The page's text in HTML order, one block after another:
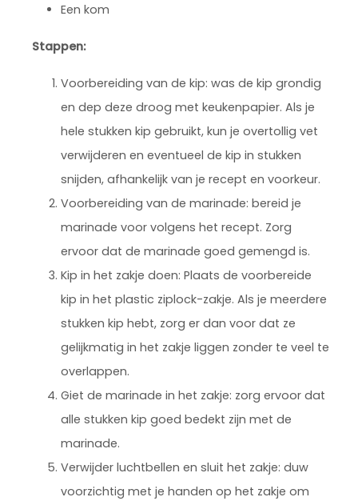
Een kom
Stappen:
Voorbereiding van de kip: was de kip grondig
en dep deze droog met keukenpapier. Als je
hele stukken kip gebruikt, kun je overtollig vet
verwijderen en eventueel de kip in stukken
snijden, afhankelijk van je recept en voorkeur.
Voorbereiding van de marinade: bereid je
marinade voor volgens het recept. Zorg
ervoor dat de marinade goed gemengd is.
Kip in het zakje doen: Plaats de voorbereide
kip in het plastic ziplock-zakje. Als je meerdere
stukken kip hebt, zorg er dan voor dat ze
gelijkmatig in het zakje liggen zonder te veel te
overlappen.
Giet de marinade in het zakje: zorg ervoor dat
alle stukken kip goed bedekt zijn met de
marinade.
Verwijder luchtbellen en sluit het zakje: duw
voorzichtig met je handen op het zakje om